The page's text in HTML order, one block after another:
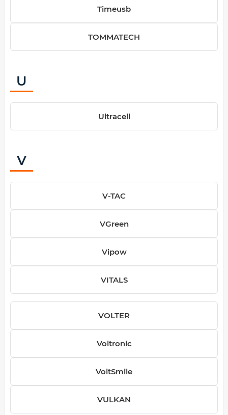
Timeusb
TOMMATECH
U
Ultracell
V
V-TAC
VGreen
Vipow
VITALS
VOLTER
Voltronic
VoltSmile
VULKAN